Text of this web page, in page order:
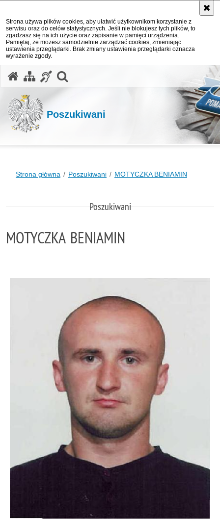
Strona używa plików cookies, aby ułatwić użytkownikom korzystanie z
serwisu oraz do celów statystycznych. Jeśli nie blokujesz tych plików, to
zgadzasz się na ich użycie oraz zapisanie w pamięci urządzenia.
Pamiętaj, że możesz samodzielnie zarządzać cookies, zmieniając
ustawienia przeglądarki. Brak zmiany ustawienia przeglądarki oznacza
wyrażenie zgody.
Poszukiwani
Strona główna Poszukiwani MOTYCZKA BENIAMIN
Poszukiwani
MOTYCZKA BENIAMIN